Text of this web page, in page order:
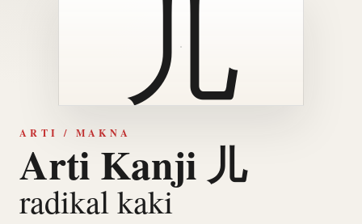
儿
ARTI / MAKNA
Arti Kanji 儿
radikal kaki